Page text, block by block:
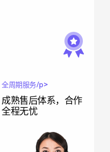
全周期服务/p>
成熟售后体系，合作
全程无忧